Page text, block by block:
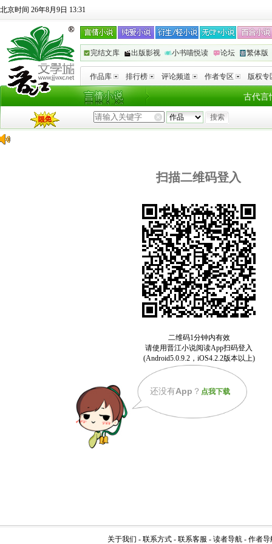
北京时间 26年8月9日 13:31
完结文库 出版影视 小书喵悦读 论坛 繁体版
作品库 排行榜 评论频道 作者专区 版权专
古代言
扫描二维码登入
还没有App ？ 点我下载
关于我们 - 联系方式 - 联系客服 - 读者导航 - 作者导